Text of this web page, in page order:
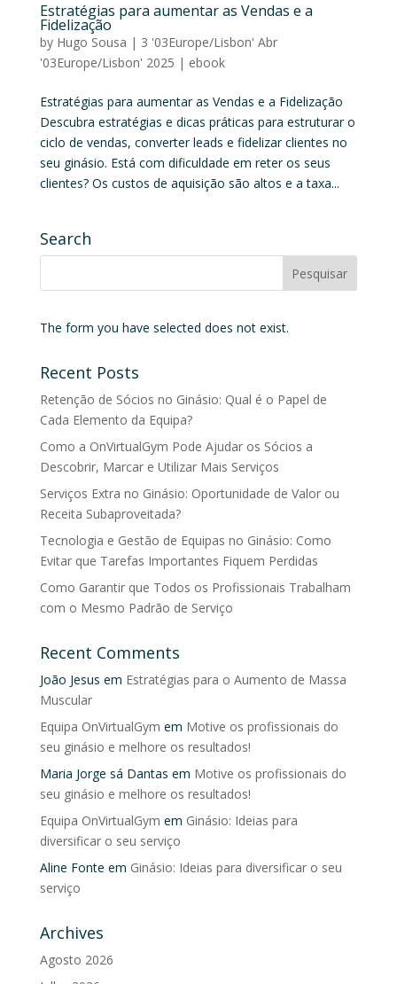
Estratégias para aumentar as Vendas e a
Fidelização
by Hugo Sousa | 3 '03Europe/Lisbon' Abr
'03Europe/Lisbon' 2025 | ebook
Estratégias para aumentar as Vendas e a Fidelização
Descubra estratégias e dicas práticas para estruturar o
ciclo de vendas, converter leads e fidelizar clientes no
seu ginásio. Está com dificuldade em reter os seus
clientes? Os custos de aquisição são altos e a taxa...
Search
The form you have selected does not exist.
Recent Posts
Retenção de Sócios no Ginásio: Qual é o Papel de
Cada Elemento da Equipa?
Como a OnVirtualGym Pode Ajudar os Sócios a
Descobrir, Marcar e Utilizar Mais Serviços
Serviços Extra no Ginásio: Oportunidade de Valor ou
Receita Subaproveitada?
Tecnologia e Gestão de Equipas no Ginásio: Como
Evitar que Tarefas Importantes Fiquem Perdidas
Como Garantir que Todos os Profissionais Trabalham
com o Mesmo Padrão de Serviço
Recent Comments
João Jesus em Estratégias para o Aumento de Massa
Muscular
Equipa OnVirtualGym em Motive os profissionais do
seu ginásio e melhore os resultados!
Maria Jorge sá Dantas em Motive os profissionais do
seu ginásio e melhore os resultados!
Equipa OnVirtualGym em Ginásio: Ideias para
diversificar o seu serviço
Aline Fonte em Ginásio: Ideias para diversificar o seu
serviço
Archives
Agosto 2026